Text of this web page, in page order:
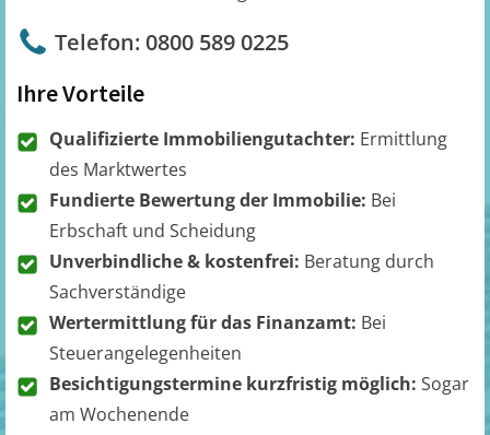
Telefon: 0800 589 0225
Ihre Vorteile
Qualifizierte Immobiliengutachter: Ermittlung
des Marktwertes
Fundierte Bewertung der Immobilie: Bei
Erbschaft und Scheidung
Unverbindliche & kostenfrei: Beratung durch
Sachverständige
Wertermittlung für das Finanzamt: Bei
Steuerangelegenheiten
Besichtigungstermine kurzfristig möglich: Sogar
am Wochenende